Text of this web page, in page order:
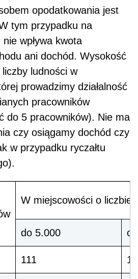
opodatkowania jest
tym przypadku na
wpływa kwota
ani dochód. Wysokość
ludności w
prowadzimy działalność
pracowników
do 5 pracowników). Nie ma
czy osiągamy dochód czy
w przypadku ryczałtu
W miejscowości o liczbie
do 5.000
111